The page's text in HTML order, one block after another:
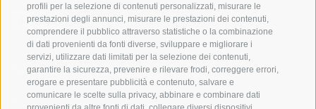
profili per la selezione di contenuti personalizzati, misurare le
prestazioni degli annunci, misurare le prestazioni dei contenuti,
comprendere il pubblico attraverso statistiche o la combinazione
di dati provenienti da fonti diverse, sviluppare e migliorare i
servizi, utilizzare dati limitati per la selezione dei contenuti,
garantire la sicurezza, prevenire e rilevare frodi, correggere errori,
erogare e presentare pubblicità e contenuto, salvare e
comunicare le scelte sulla privacy, abbinare e combinare dati
Sempre informati e aggiornati!